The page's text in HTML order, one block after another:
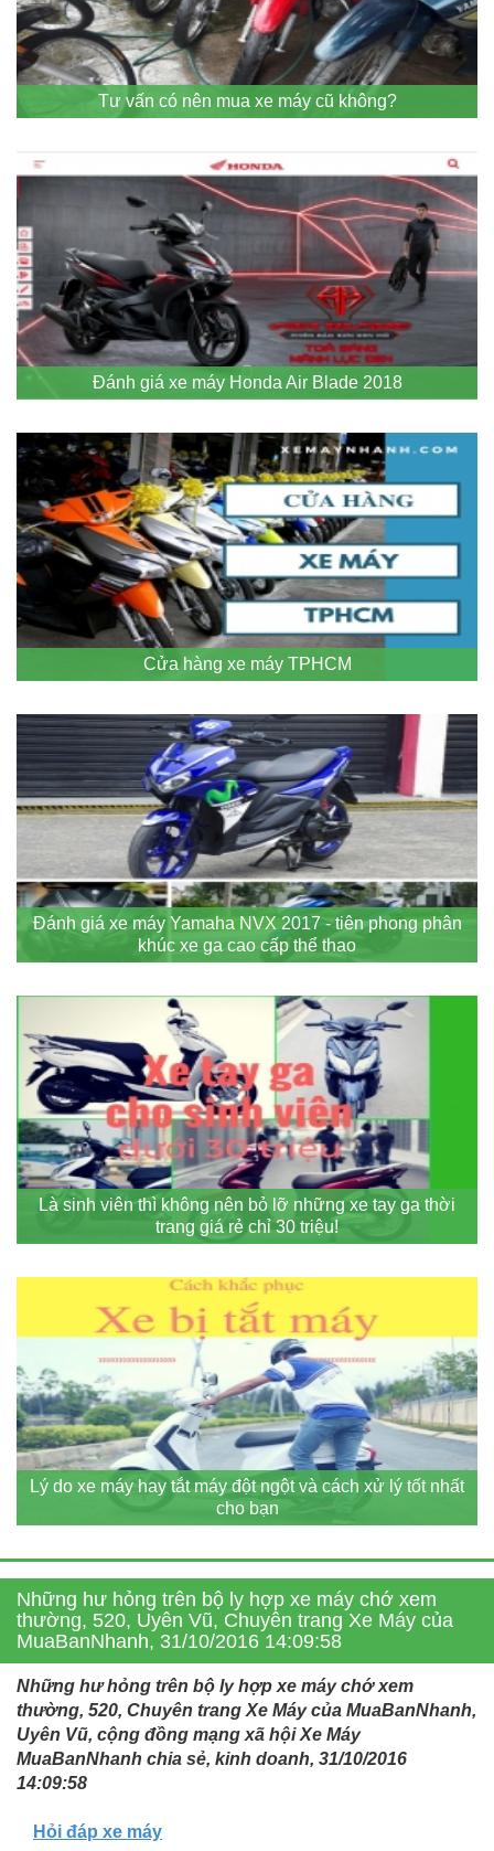
Tư vấn có nên mua xe máy cũ không?
Đánh giá xe máy Honda Air Blade 2018
Cửa hàng xe máy TPHCM
Đánh giá xe máy Yamaha NVX 2017 - tiên phong phân
khúc xe ga cao cấp thể thao
Là sinh viên thì không nên bỏ lỡ những xe tay ga thời
trang giá rẻ chỉ 30 triệu!
Lý do xe máy hay tắt máy đột ngột và cách xử lý tốt nhất
cho bạn
Những hư hỏng trên bộ ly hợp xe máy chớ xem
thường, 520, Uyên Vũ, Chuyên trang Xe Máy của
MuaBanNhanh, 31/10/2016 14:09:58
Những hư hỏng trên bộ ly hợp xe máy chớ xem
thường, 520, Chuyên trang Xe Máy của MuaBanNhanh,
Uyên Vũ, cộng đồng mạng xã hội Xe Máy
MuaBanNhanh chia sẻ, kinh doanh, 31/10/2016
14:09:58
Hỏi đáp xe máy